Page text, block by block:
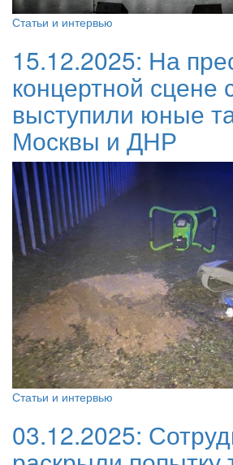
Статьи и интервью
15.12.2025: На
концертной сцене
выступили юные
Москвы и ДНР
Статьи и интервью
03.12.2025: